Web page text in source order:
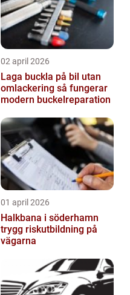
02 april 2026
Laga buckla på bil utan
omlackering så fungerar
modern buckelreparation
01 april 2026
Halkbana i söderhamn
trygg riskutbildning på
vägarna